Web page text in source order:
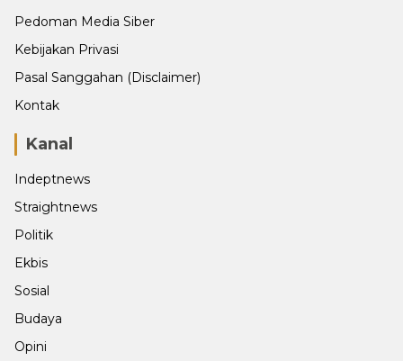
Pedoman Media Siber
Kebijakan Privasi
Pasal Sanggahan (Disclaimer)
Kontak
Kanal
Indeptnews
Straightnews
Politik
Ekbis
Sosial
Budaya
Opini